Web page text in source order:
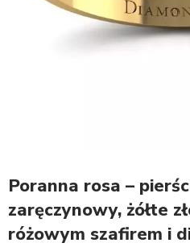
Poranna rosa –
zaręczynowy, żółte
różowym szafirem i